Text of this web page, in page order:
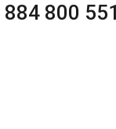
884 800 551